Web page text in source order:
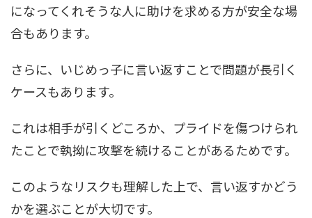
になってくれそうな人に助けを求める方が安全な場
合もあります。
さらに、いじめっ子に言い返すことで問題が長引く
ケースもあります。
これは相手が引くどころか、プライドを傷つけられ
たことで執拗に攻撃を続けることがあるためです。
このようなリスクも理解した上で、言い返すかどう
かを選ぶことが大切です。